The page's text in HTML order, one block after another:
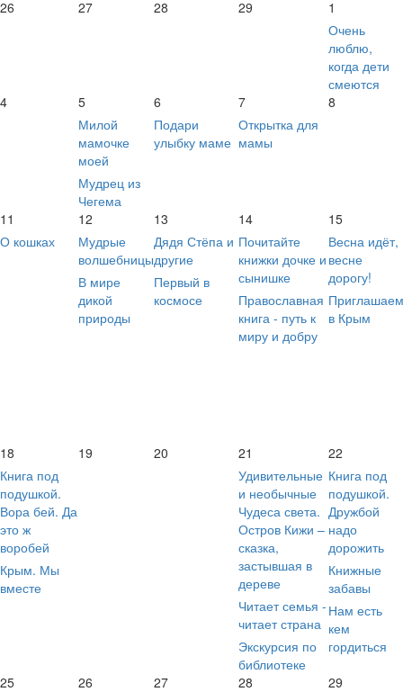
26
27 28 29
1
Очень
люблю,
когда дети
смеются
4
5
Милой
мамочке
моей
Мудрец из
Чегема
6
Подари
улыбку маме
7
Открытка для
мамы
8
11
О кошках
12
Мудрые
волшебницы
В мире
дикой
природы
13
Дядя Стёпа и
другие
Первый в
космосе
14
Почитайте
книжки дочке и
сынишке
Православная
книга - путь к
миру и добру
15
Весна идёт,
весне
дорогу!
Приглашаем
в Крым
18
Книга под
подушкой.
Вора бей. Да
это ж
воробей
Крым. Мы
вместе
19 20
21
Удивительные
и необычные
Чудеса света.
Остров Кижи –
сказка,
застывшая в
дереве
Читает семья -
читает страна
Экскурсия по
библиотеке
22
Книга под
подушкой.
Дружбой
надо
дорожить
Книжные
забавы
Нам есть
кем
гордиться
25
26
27
28
29